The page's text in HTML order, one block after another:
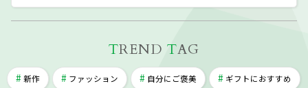
TREND TAG
新作 ファッション 自分にご褒美 ギフトにおすすめ